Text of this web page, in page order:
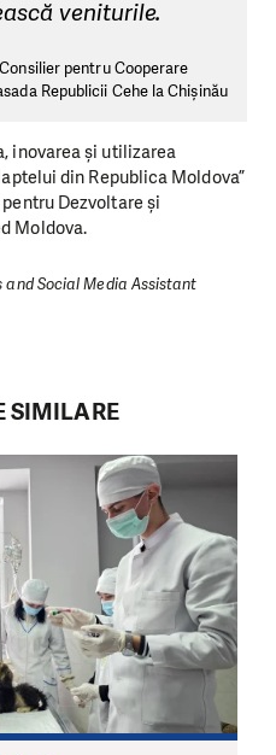
veniturile.
pentru Cooperare
Republicii Cehe la Chișinău
inovarea și utilizarea
din Republica Moldova”
Dezvoltare și
Moldova.
and Social Media Assistant
SIMILARE